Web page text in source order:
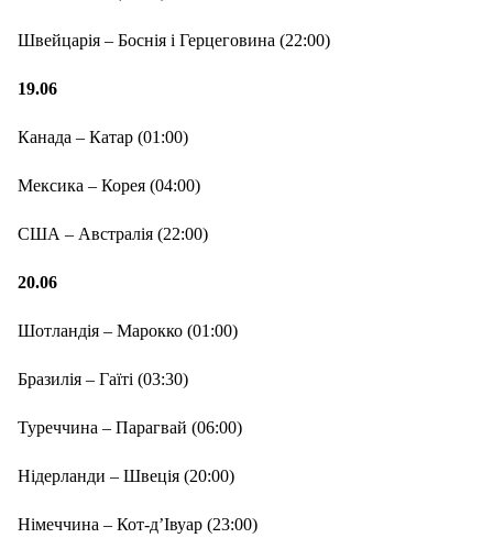
Швейцарія – Боснія і Герцеговина (22:00)
19.06
Канада – Катар (01:00)
Мексика – Корея (04:00)
США – Австралія (22:00)
20.06
Шотландія – Марокко (01:00)
Бразилія – Гаїті (03:30)
Туреччина – Парагвай (06:00)
Нідерланди – Швеція (20:00)
Німеччина – Кот-д’Івуар (23:00)